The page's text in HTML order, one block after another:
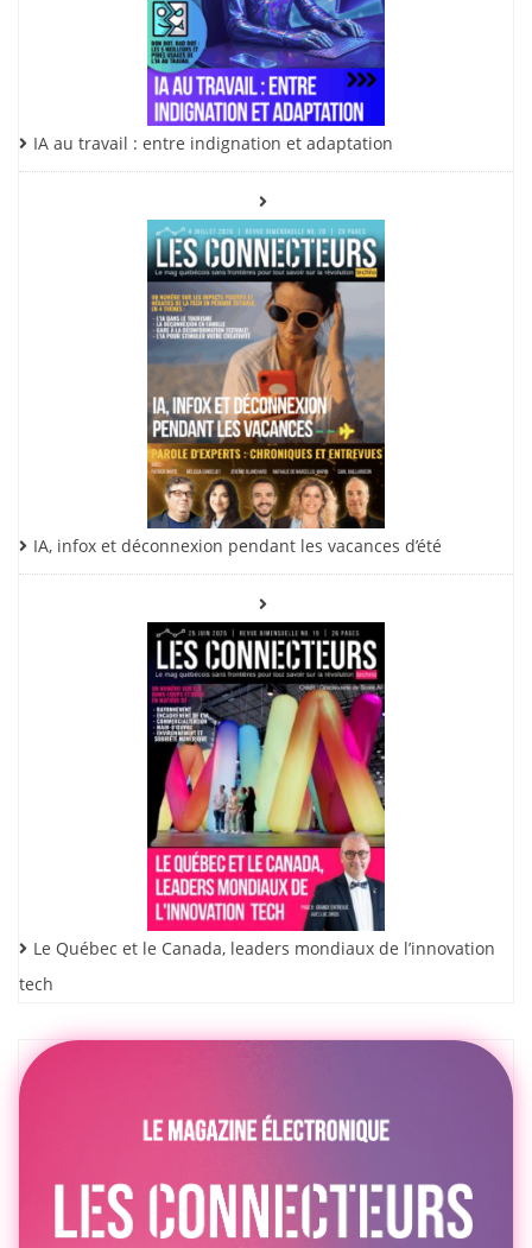
IA au travail : entre indignation et adaptation
IA, infox et déconnexion pendant les vacances d’été
Le Québec et le Canada, leaders mondiaux de l’innovation
tech